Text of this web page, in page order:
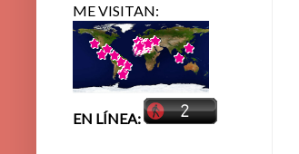
ME VISITAN:
EN LÍNEA: